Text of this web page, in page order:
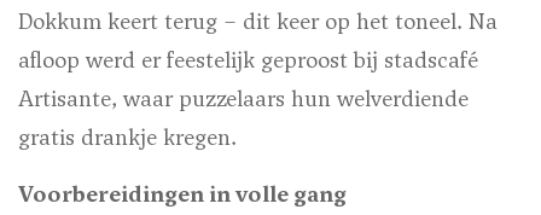
Dokkum keert terug – dit keer op het toneel. Na
afloop werd er feestelijk geproost bij stadscafé
Artisante, waar puzzelaars hun welverdiende
gratis drankje kregen.
Voorbereidingen in volle gang